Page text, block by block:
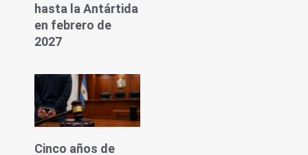
hasta la Antártida
en febrero de
2027
Cinco años de